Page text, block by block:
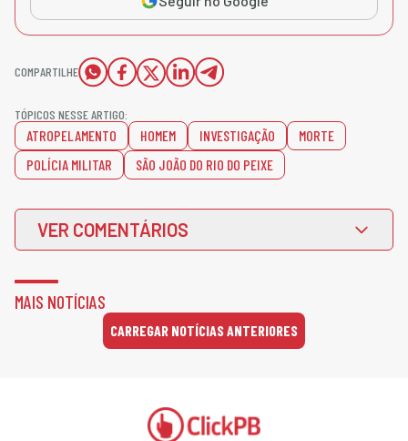
COMPARTILHE
TÓPICOS NESSE ARTIGO:
ATROPELAMENTO HOMEM INVESTIGAÇÃO
MORTE
POLÍCIA MILITAR
SÃO JOÃO DO RIO DO PEIXE
VER COMENTÁRIOS
MAIS NOTÍCIAS
CARREGAR NOTÍCIAS ANTERIORES